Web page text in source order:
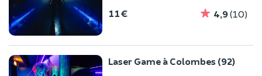
11 € 4,9(10)
Laser Game à Colombes (92)